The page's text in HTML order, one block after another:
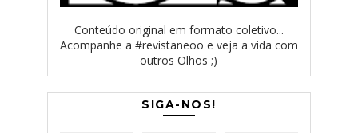
Conteúdo original em formato coletivo...
Acompanhe a #revistaneoo e veja a vida com
outros Olhos ;)
SIGA-NOS!